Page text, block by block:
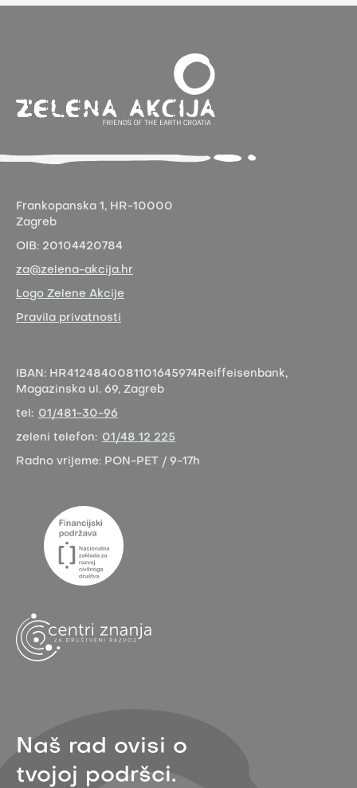
Frankopanska 1, HR-10000
Zagreb
OIB: 20104420784
za@zelena-akcija.hr
Logo Zelene Akcije
Pravila privatnosti
IBAN: HR4124840081101645974 Reiffeisenbank,
Magazinska ul. 69, Zagreb
tel: 01/481-30-96
zeleni telefon: 01/48 12 225
Radno vrijeme: PON-PET / 9-17h
Naš rad ovisi o
tvojoj podršci.